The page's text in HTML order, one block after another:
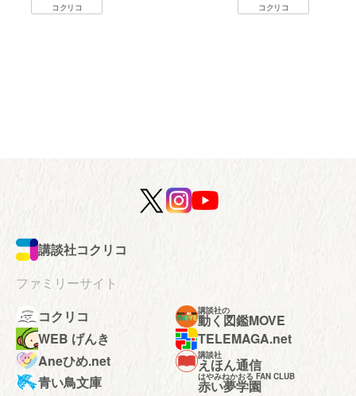
コクリコ コクリコ
講談社コクリコ
ファミリーサイト
コクリコ
講談社の
動く図鑑MOVE
WEB げんき
TELEMAGA.net
Aneひめ.net
講談社
えほん通信
青い鳥文庫
はやみねかおる FAN CLUB
赤い夢学園